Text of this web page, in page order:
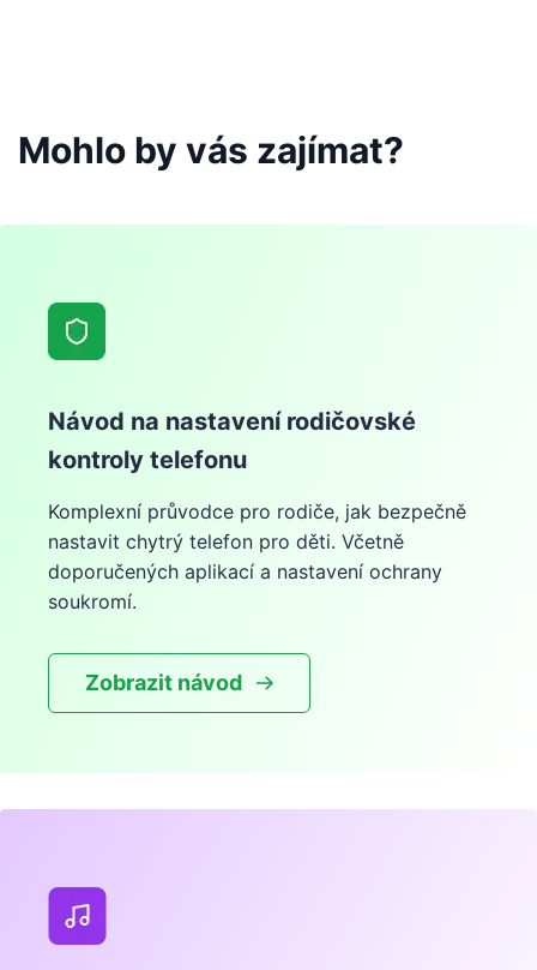
Mohlo by vás zajímat?
Návod na nastavení rodičovské
kontroly telefonu
Komplexní průvodce pro rodiče, jak bezpečně
nastavit chytrý telefon pro děti. Včetně
doporučených aplikací a nastavení ochrany
soukromí.
Zobrazit návod